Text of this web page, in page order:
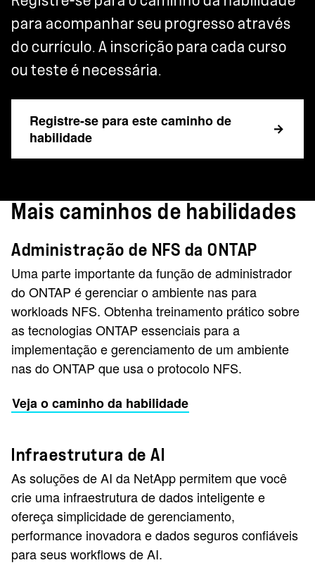
para acompanhar seu progresso através
do currículo. A inscrição para cada curso
ou teste é necessária.
Registre-se para este caminho de
habilidade
Mais caminhos de habilidades
Administração de NFS da ONTAP
Uma parte importante da função de administrador
do ONTAP é gerenciar o ambiente nas para
workloads NFS. Obtenha treinamento prático sobre
as tecnologias ONTAP essenciais para a
implementação e gerenciamento de um ambiente
nas do ONTAP que usa o protocolo NFS.
Veja o caminho da habilidade
Infraestrutura de AI
As soluções de AI da NetApp permitem que você
crie uma infraestrutura de dados inteligente e
ofereça simplicidade de gerenciamento,
performance inovadora e dados seguros confiáveis
para seus workflows de AI.